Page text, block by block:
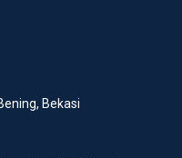
Bekasi